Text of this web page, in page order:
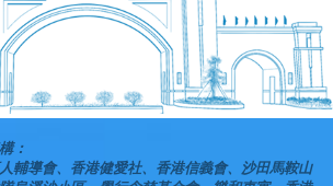
：
輔導會、香港健愛社、香港信義會、沙田馬鞍山